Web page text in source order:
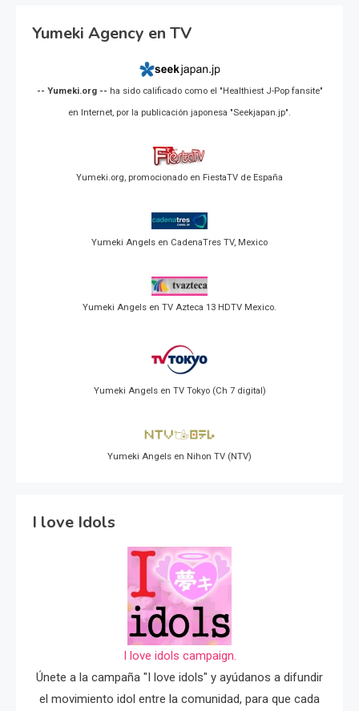
Yumeki Agency en TV
-- Yumeki.org -- ha sido calificado como el "Healthiest J-Pop fansite"
en Internet, por la publicación japonesa "Seekjapan.jp".
Yumeki.org, promocionado en FiestaTV de España
Yumeki Angels en CadenaTres TV, Mexico
Yumeki Angels en TV Azteca 13 HDTV Mexico.
Yumeki Angels en TV Tokyo (Ch 7 digital)
Yumeki Angels en Nihon TV (NTV)
I love Idols
I love idols campaign.
Únete a la campaña "I love idols" y ayúdanos a difundir
el movimiento idol entre la comunidad, para que cada